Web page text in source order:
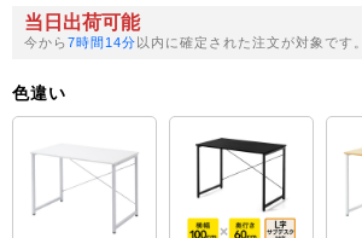
当日出荷可能
今から7時間14分以内に確定された注文が対象です。
色違い